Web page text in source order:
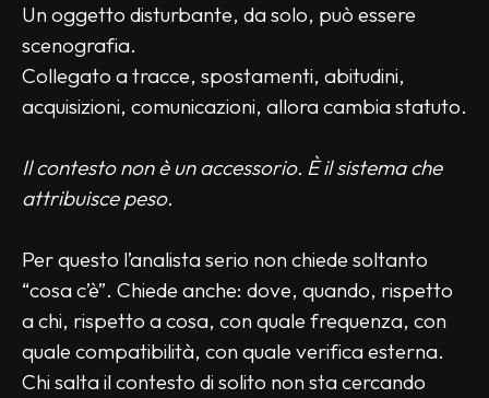
Un oggetto disturbante, da solo, può essere
scenografia.
Collegato a tracce, spostamenti, abitudini,
acquisizioni, comunicazioni, allora cambia statuto.
Il contesto non è un accessorio. È il sistema che
attribuisce peso.
Per questo l’analista serio non chiede soltanto
“cosa c’è”. Chiede anche: dove, quando, rispetto
a chi, rispetto a cosa, con quale frequenza, con
quale compatibilità, con quale verifica esterna.
Chi salta il contesto di solito non sta cercando